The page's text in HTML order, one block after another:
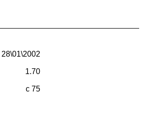
28\01\2002
1.70
c 75